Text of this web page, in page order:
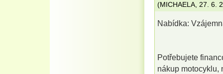
(MICHAELA, 27. 6.
Nabídka:
Potřebujete
nákup motocyklu,